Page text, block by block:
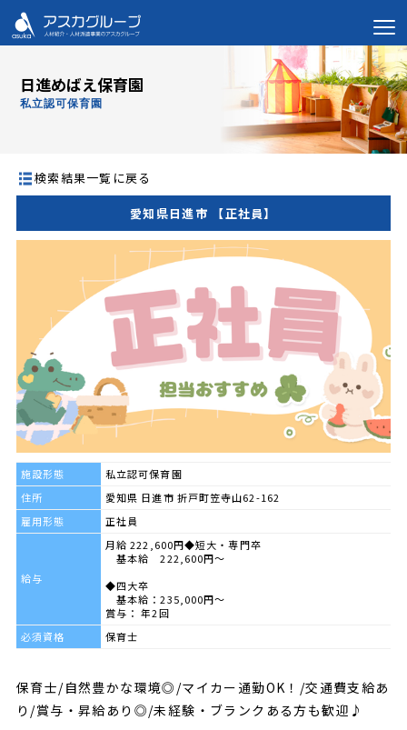
日進めばえ保育園
私立認可保育園
検索結果一覧に戻る
愛知県日進市 【正社員】
施設形態
私立認可保育園
住所
愛知県 日進市 折戸町笠寺山62-162
雇用形態
正社員
給与
月給 222,600円◆短大・専門卒
基本給 222,600円～
◆四大卒
基本給：235,000円～
賞与： 年2回
必須資格
保育士
保育士/自然豊かな環境◎/マイカー通勤OK！/交通費支給あ
り/賞与・昇給あり◎/未経験・ブランクある方も歓迎♪